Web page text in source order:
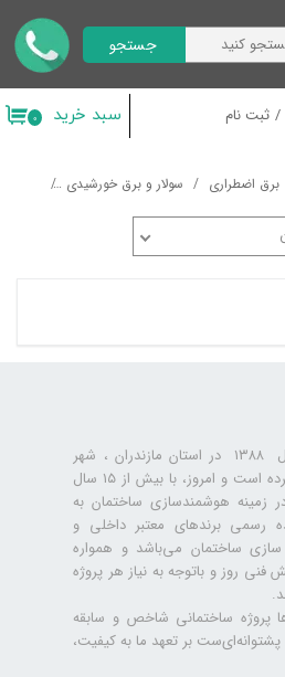
/ ثبت نام
جستجو
۰ سبد خرید
برق اضطراری سولار و برق خورشیدی
از سال ۱۳۸۸ در استان مازندران ، شهر
ساری فعالیت خود را آغاز کرده است و امروز، با بیش از ۱۵ سال
زمینه هوشمندسازی ساختمان به
رسمی برندهای معتبر داخلی و
ساختمان می‌باشد و همواره
فنی روز و باتوجه به نیاز هر پروژه
پروژه‌ ساختمانی شاخص و سابقه
بر تعهد ما به کیفیت،